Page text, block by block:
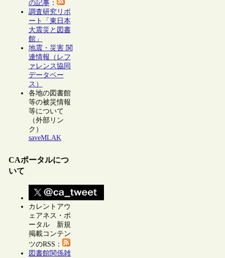
の記事：
調査研究リポ
ート「東日本
大震災と図書
館」
地震・災害 関
連情報（レフ
ァレンス協同
データベー
ス）
各地の図書館
等の被災情報
等について
（外部リン
ク）
saveMLAK
CAポータルにつ
いて
カレントアウ
ェアネス・ポ
ータル 新規
掲載コンテン
ツのRSS：
図書館関係雑